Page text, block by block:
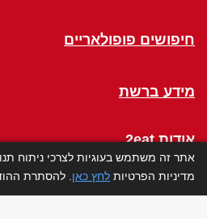
חיפושים פופולאריים
מידע ברשת
אודות 2eat
Table
אתר זה משתמש בעוגיות לצרכי ניתוח
מדיניות הפרטיות לחץ כאן . להסתרת